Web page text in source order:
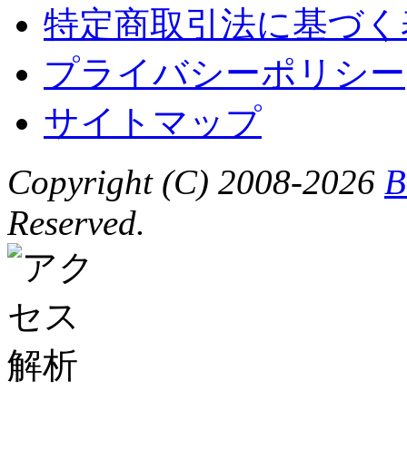
特定商取引法に基づ
プライバシーポリシー
サイトマップ
Copyright (C) 2008-2026
Reserved.